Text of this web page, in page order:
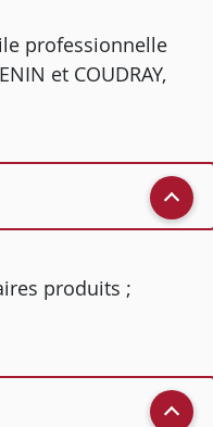
professionnelle
et COUDRAY,
produits ;